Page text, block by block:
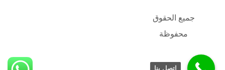
جميع الحقوق
محفوظة
اتصل بنا